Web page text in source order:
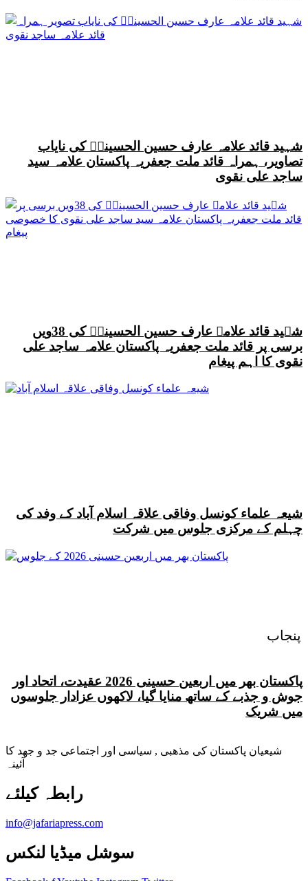
پنجاب
شہید قائد علامہ عارف حسین الحسینیؒ کی نایاب
تصاویر، ہمراہ قائد ملت جعفریہ پاکستان علامہ سید
ساجد علی نقوی
شہید قائد علامہ عارف حسین الحسینیؒ کی 38ویں
برسی پر قائد ملت جعفریہ پاکستان علامہ ساجد علی
نقوی کا اہم پیغام
شیعہ علماء کونسل وفاقی علاقہ اسلام آباد کے وفد کی
چہلم کے مرکزی جلوس میں شرکت
پاکستان بھر میں اربعین حسینی 2026 عقیدت، اتحاد اور
جوش و جذبے کے ساتھ منایا گیا، لاکھوں عزادار جلوسوں
میں شریک
شیعیان پاکستان کی مذهبی , سیاسی اور اجتماعی جد و جهد کا
آئینہ
info@jafariapress.com​
سوشل میڈیا لنکس